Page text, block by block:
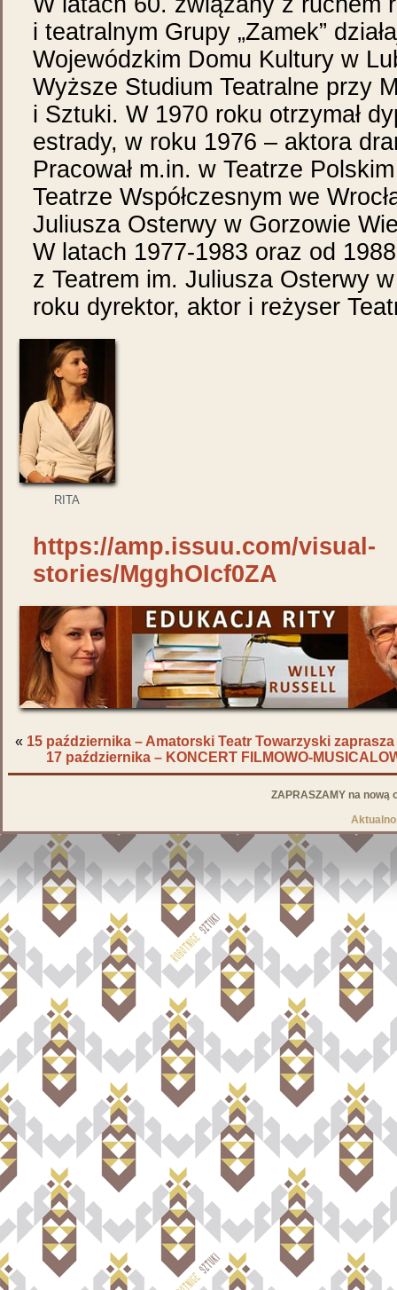
i teatralnym Grupy „Zamek”
Wojewódzkim Domu Kultury w
Wyższe Studium Teatralne przy
i Sztuki. W 1970 roku otrzymał
estrady, w roku 1976 – aktora
Pracował m.in. w Teatrze
Teatrze Współczesnym we
Juliusza Osterwy w Gorzowie
W latach 1977-1983 oraz od
z Teatrem im. Juliusza Osterwy
roku dyrektor, aktor i reżyser
RITA
https://amp.issuu.com/visual-
stories/MgghOIcf0ZA
« 15 października – Amatorski Teatr Towarzyski
17 października – KONCERT FILMOWO-
ZAPRASZAMY na